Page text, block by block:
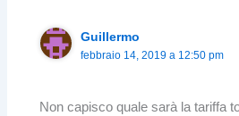
Guillermo
febbraio 14, 2019 a 12:50 pm
Non capisco quale sarà la tariffa